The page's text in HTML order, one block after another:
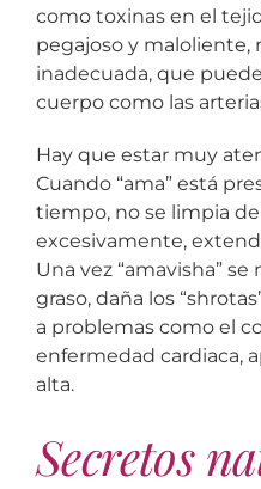
como toxinas en el
pegajoso y maloliente,
inadecuada, que
cuerpo como las
Hay que estar muy
Cuando “ama” está
tiempo, no se limpia
excesivamente,
Una vez “amavisha”
graso, daña los
a problemas como el
enfermedad cardiaca,
alta.
Secretos